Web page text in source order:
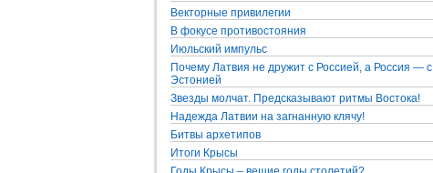
Векторные привилегии
В фокусе противостояния
Июльский импульс
Почему Латвия не дружит с Россией, а Россия — с
Эстонией
Звезды молчат. Предсказывают ритмы Востока!
Надежда Латвии на загнанную клячу!
Битвы архетипов
Итоги Крысы